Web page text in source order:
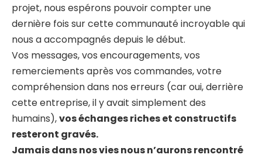
projet, nous espérons pouvoir compter une
dernière fois sur cette communauté incroyable qui
nous a accompagnés depuis le début.
Vos messages, vos encouragements, vos
remerciements après vos commandes, votre
compréhension dans nos erreurs (car oui, derrière
cette entreprise, il y avait simplement des
humains),vos échanges riches et constructifs
resteront gravés.
Jamais dans nos vies nous n’aurons rencontré